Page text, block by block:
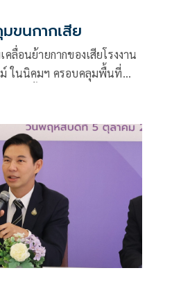
ขนกากเสีย
ลื่อนย้ายกากของเสียโรงงาน
ในนิคมฯ ครอบคลุมพื้นที่